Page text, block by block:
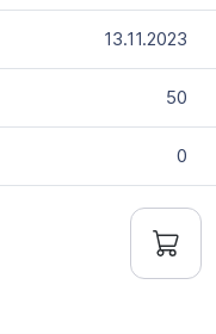
13.11.2023
50
0